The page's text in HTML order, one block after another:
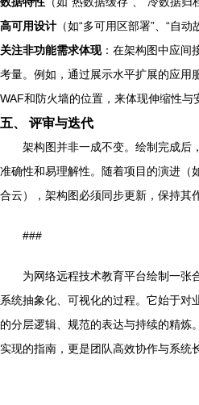
高可用设计 （如“多可用区部署”、“自动
关注非功能需求体现：在架构图中应间
考量。例如，通过展示水平扩展的应用
WAF和防火墙的位置，来体现伸缩性与
五、 评审与迭代
架构图并非一成不变。绘制完成后
准确性和易理解性。随着项目的演进（
合云），架构图必须同步更新，保持其
###
为网络远程技术教育平台绘制一张
系统抽象化、可视化的过程。它始于对
的分层逻辑、规范的表达与持续的精炼
实现的指南，更是团队高效协作与系统